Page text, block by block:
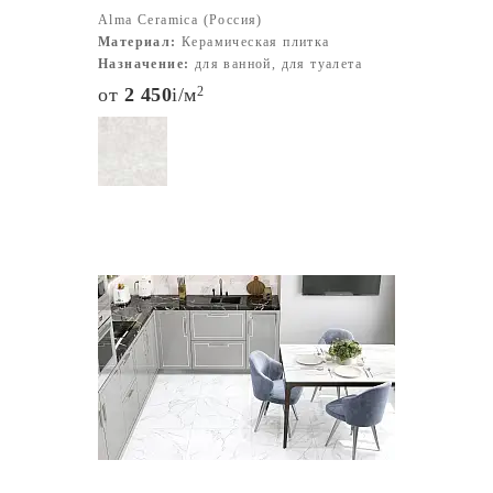
Alma Ceramica (Россия)
Материал: Керамическая плитка
Назначение: для ванной, для туалета
от 2 450i/м2